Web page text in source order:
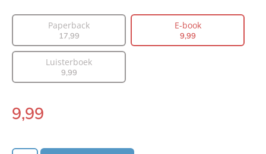
Auteur(s):
Roué Verveer
Aantal pagina's:
196
Paperback
17,99
E-book
9,99
Luisterboek
9,99
E-
9,99